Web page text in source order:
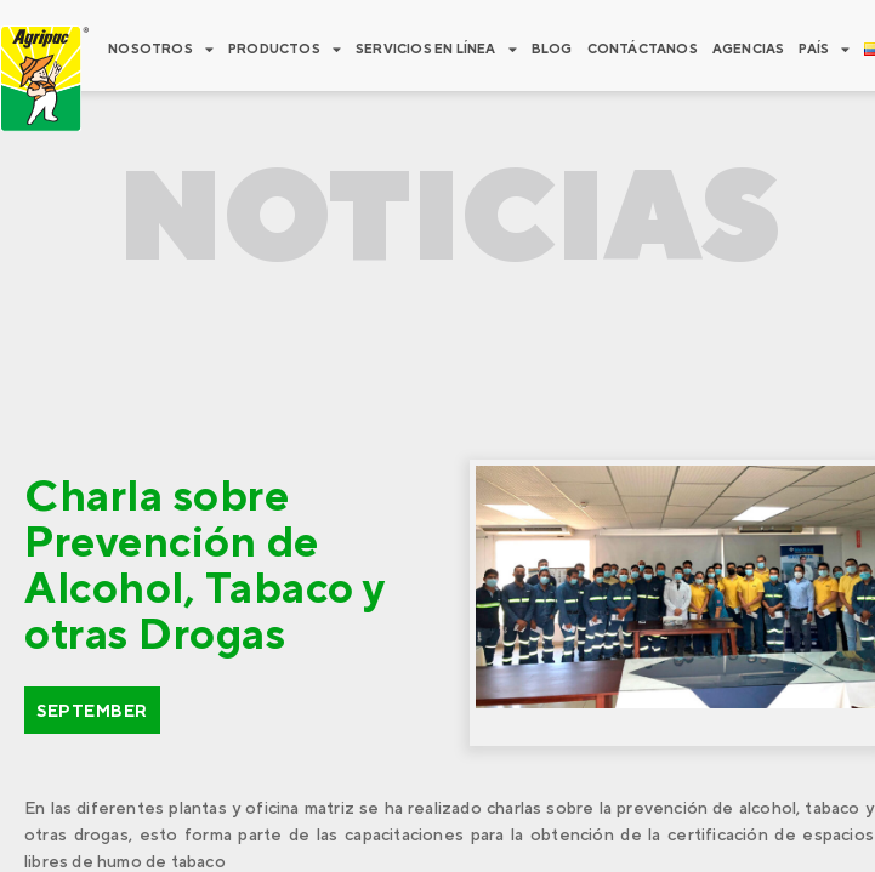
al
contenido
NOSOTROS PRODUCTOS SERVICIOS EN LÍNEA BLOG CONTÁCTANOS AGENCIAS PAÍS
NOTICIAS
Charla sobre
Prevención de
Alcohol, Tabaco y
otras Drogas
SEPTEMBER
En las diferentes plantas y oficina matriz se ha realizado charlas sobre la prevención de alcohol, tabaco y
otras drogas, esto forma parte de las capacitaciones para la obtención de la certificación de espacios
libres de humo de tabaco